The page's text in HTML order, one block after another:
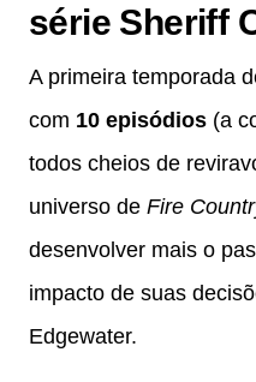
série Sheriff
A primeira temporada
com 10 episódios (a
todos cheios de
universo de Fire
desenvolver mais o
impacto de suas
Edgewater.